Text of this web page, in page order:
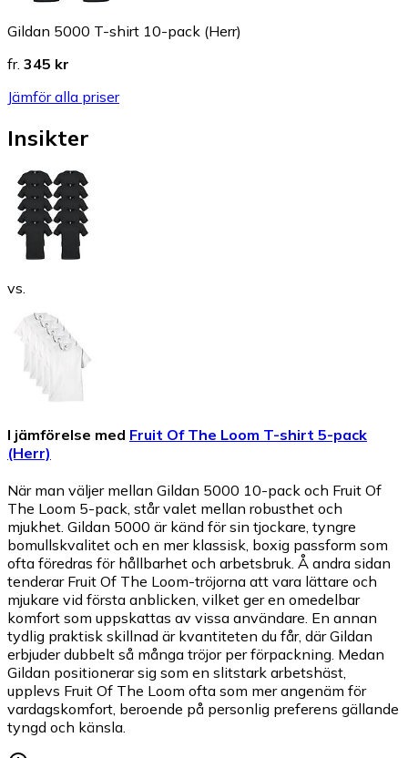
Gildan 5000 T-shirt 10-pack (Herr)
fr. 345 kr
Jämför alla priser
Insikter
vs.
I jämförelse med Fruit Of The Loom T-shirt 5-pack
(Herr)
När man väljer mellan Gildan 5000 10-pack och Fruit Of
The Loom 5-pack, står valet mellan robusthet och
mjukhet. Gildan 5000 är känd för sin tjockare, tyngre
bomullskvalitet och en mer klassisk, boxig passform som
ofta föredras för hållbarhet och arbetsbruk. Å andra sidan
tenderar Fruit Of The Loom-tröjorna att vara lättare och
mjukare vid första anblicken, vilket ger en omedelbar
komfort som uppskattas av vissa användare. En annan
tydlig praktisk skillnad är kvantiteten du får, där Gildan
erbjuder dubbelt så många tröjor per förpackning. Medan
Gildan positionerar sig som en slitstark arbetshäst,
upplevs Fruit Of The Loom ofta som mer angenäm för
vardagskomfort, beroende på personlig preferens gällande
tyngd och känsla.